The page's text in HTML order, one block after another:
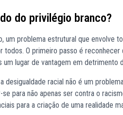
do privilégio branco?
um problema estrutural que envolve
O primeiro passo é reconhecer
lugar de vantagem em detrimento
racial não é um
para não apenas ser contra o
para a criação de uma realidade